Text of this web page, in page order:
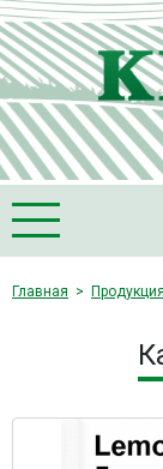
Главная
Продукция
Культуры
Главная Продукция